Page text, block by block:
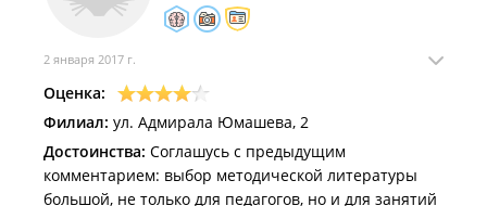
2 января 2017 г.
Оценка:
Филиал: ул. Адмирала Юмашева, 2
Достоинства: Соглашусь с предыдущим
комментарием: выбор методической литературы
большой, не только для педагогов, но и для занятий